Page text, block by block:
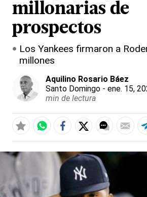
millonarias de
prospectos
Los Yankees firmaron a
millones
Aquilino Rosario Báez
Santo Domingo - ene. 15,
min de lectura